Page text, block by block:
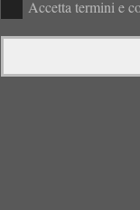
Accetta termini e